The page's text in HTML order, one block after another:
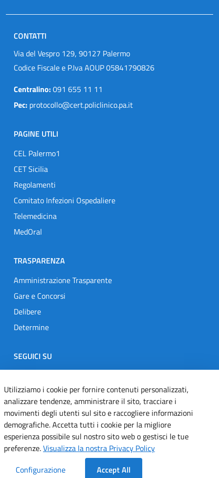
CONTATTI
Via del Vespro 129, 90127 Palermo
Codice Fiscale e P.Iva AOUP 05841790826
Centralino:091 655 11 11
Pec: protocollo@cert.policlinico.pa.it
PAGINE UTILI
CEL Palermo1
CET Sicilia
Regolamenti
Comitato Infezioni Ospedaliere
Telemedicina
MedOral
TRASPARENZA
Amministrazione Trasparente
Gare e Concorsi
Delibere
Determine
SEGUICI SU
Designers Italia
TwitterInstagramYoutubeLinkedin
Dichiarazione di accessibilità
Informativa cookie
Utilizziamo i cookie per fornire contenuti personalizzati,
analizzare tendenze, amministrare il sito, tracciare i
movimenti degli utenti sul sito e raccogliere informazioni
demografiche. Accetta tutti i cookie per la migliore
esperienza possibile sul nostro sito web o gestisci le tue
preferenze.Visualizza la nostra Privacy Policy
Configurazione
Accept All